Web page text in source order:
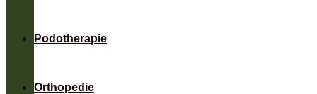
Podotherapie
Orthopedie